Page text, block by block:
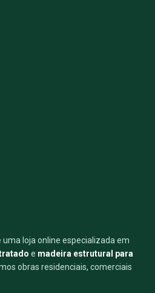
uma loja online especializada em
e madeira estrutural para
obras residenciais, comerciais